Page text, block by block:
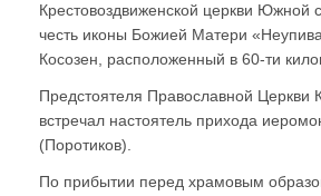
Крестовоздвиженской церкви Южной
честь иконы Божией Матери
Косозен, расположенный в 60-ти
Предстоятеля Православной Церкви
встречал настоятель прихода
(Поротиков).
По прибытии перед храмовым